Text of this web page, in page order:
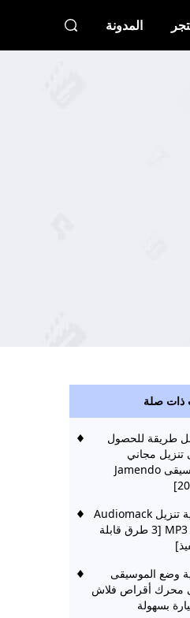
المدونة
ذات صلة
طريقة للحصول
تنزيل مجاني
لموسيقى Jamendo
كيفية تنزيل Audiomack
إلى MP3 [3 طرق قابلة
وضع الموسيقى
محرك أقراص فلاش
بسهولة